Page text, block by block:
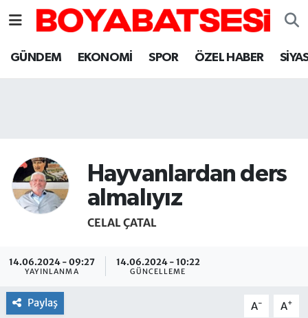
GÜNDEM EKONOMİ SPOR ÖZEL HABER
Hayvanlardan ders
almalıyız
CELAL ÇATAL
14.06.2024 - 09:27
YAYINLANMA
14.06.2024 - 10:22
GÜNCELLEME
Paylaş A- A+
Sinop Nöbetçi Eczaneler
Sinop Trafik Yoğunluk Haritası
Süper Lig Puan Durumu ve Fikstür
Tüm Manşetler
Son Dakika Haberleri
Haber Arşivi